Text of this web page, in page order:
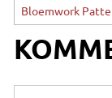
Bloemwork